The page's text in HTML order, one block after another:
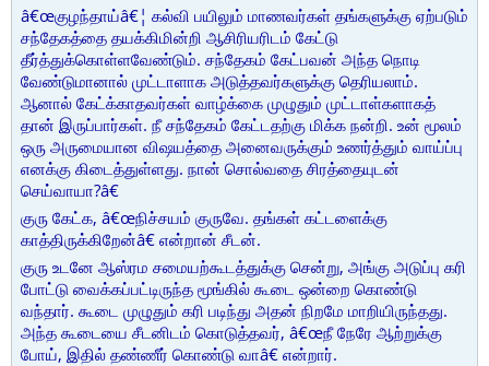
â€œகுழந்தாய்â€¦ கல்வி பயிலும் மாணவர்கள் தங்களுக்கு ஏற்படும்
சந்தேகத்தை தயக்கிமின்றி ஆசிரியரிடம் கேட்டு
தீர்த்துக்கொள்ளவேண்டும். சந்தேகம் கேட்பவன் அந்த நொடி
வேண்டுமானால் முட்டாளாக அடுத்தவர்களுக்கு தெரியலாம்.
ஆனால் கேட்க்காதவர்கள் வாழ்க்கை முழுதும் முட்டாள்களாகத்
தான் இருப்பார்கள். நீ சந்தேகம் கேட்டதற்கு மிக்க நன்றி. உன் மூலம்
ஒரு அருமையான விஷயத்தை அனைவருக்கும் உணர்த்தும் வாய்ப்பு
எனக்கு கிடைத்துள்ளது. நான் சொல்வதை சிரத்தையுடன்
செய்வாயா?â€
குரு கேட்க, â€œநிச்சயம் குருவே. தங்கள் கட்டளைக்கு
காத்திருக்கிறேன்â€ என்றான் சீடன்.
குரு உடனே ஆஸ்ரம சமையற்கூடத்துக்கு சென்று, அங்கு அடுப்பு கரி
போட்டு வைக்கப்பட்டிருந்த மூங்கில் கூடை ஒன்றை கொண்டு
வந்தார். கூடை முழுதும் கரி படிந்து அதன் நிறமே மாறியிருந்தது.
அந்த கூடையை சீடனிடம் கொடுத்தவர், â€œநீ நேரே ஆற்றுக்கு
போய், இதில் தண்ணீர் கொண்டு வாâ€ என்றார்.